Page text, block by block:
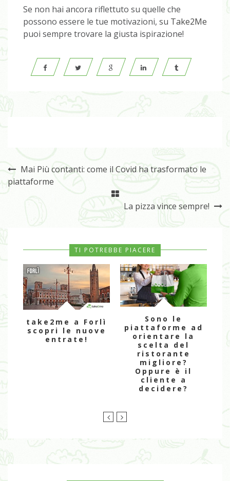
Se non hai ancora riflettuto su quelle che
possono essere le tue motivazioni, su Take2Me
puoi sempre trovare la giusta ispirazione!
Mai Più contanti: come il Covid ha trasformato le
piattaforme
La pizza vince sempre!
TI POTREBBE PIACERE
take2me a Forlì
scopri le nuove
entrate!
Sono le
piattaforme ad
orientare la
scelta del
ristorante
migliore?
Oppure è il
cliente a
decidere?